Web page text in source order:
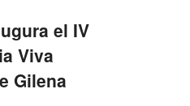
el IV
Viva
Gilena